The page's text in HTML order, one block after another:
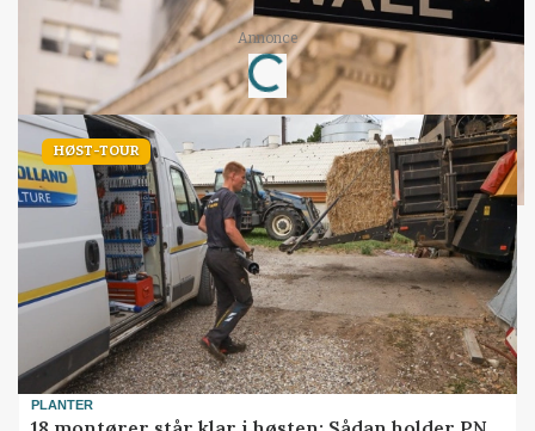
Annonce
Loading...
HØST-TOUR
PLANTER